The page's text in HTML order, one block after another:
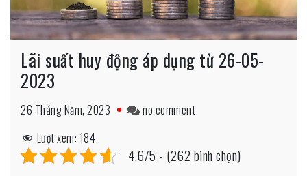
Lãi suất huy động áp dụng từ 26-05-
2023
26 Tháng Năm, 2023 no commenton
huy
Lượt xem: 184
4.6/5 - (262 bình chọn)